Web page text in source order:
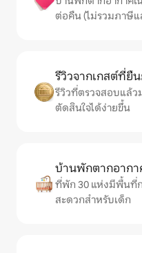
ต่อคืน (ไม่รวมภาษีแ
รีวิวจากเกสต์ที่ยื
รีวิวที่ตรวจสอบแล้ว
ตัดสินใจได้ง่ายขึ้น
บ้านพักตากอากา
ที่พัก 30 แห่งมีพื้นที่ก
สะดวกสำหรับเด็ก